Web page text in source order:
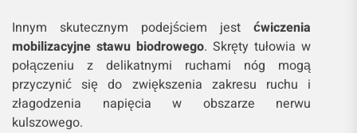
Innym skutecznym podejściem jestćwiczenia
mobilizacyjne stawu biodrowego. Skręty tułowia w
połączeniu z delikatnymi ruchami nóg mogą
przyczynić się do zwiększenia zakresu ruchu i
złagodzenia napięcia w obszarze nerwu
kulszowego.